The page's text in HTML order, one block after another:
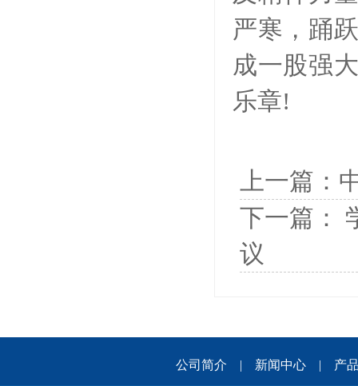
严寒，踊
成一股强
乐章!
上一篇：
下一篇：
议
公司简介 | 新闻中心| 产